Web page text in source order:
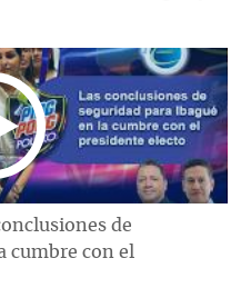
de
cumbre con el